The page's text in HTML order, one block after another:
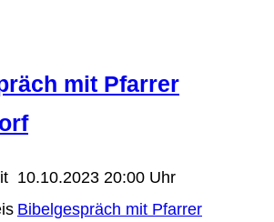
mit Pfarrer
10.10.2023 20:00 Uhr
Bibelgespräch mit Pfarrer